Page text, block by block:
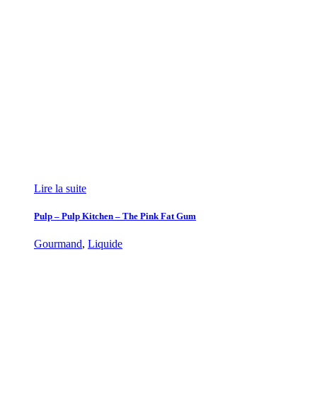
Lire la suite
Pulp – Pulp Kitchen – The Pink Fat Gum
Gourmand, Liquide